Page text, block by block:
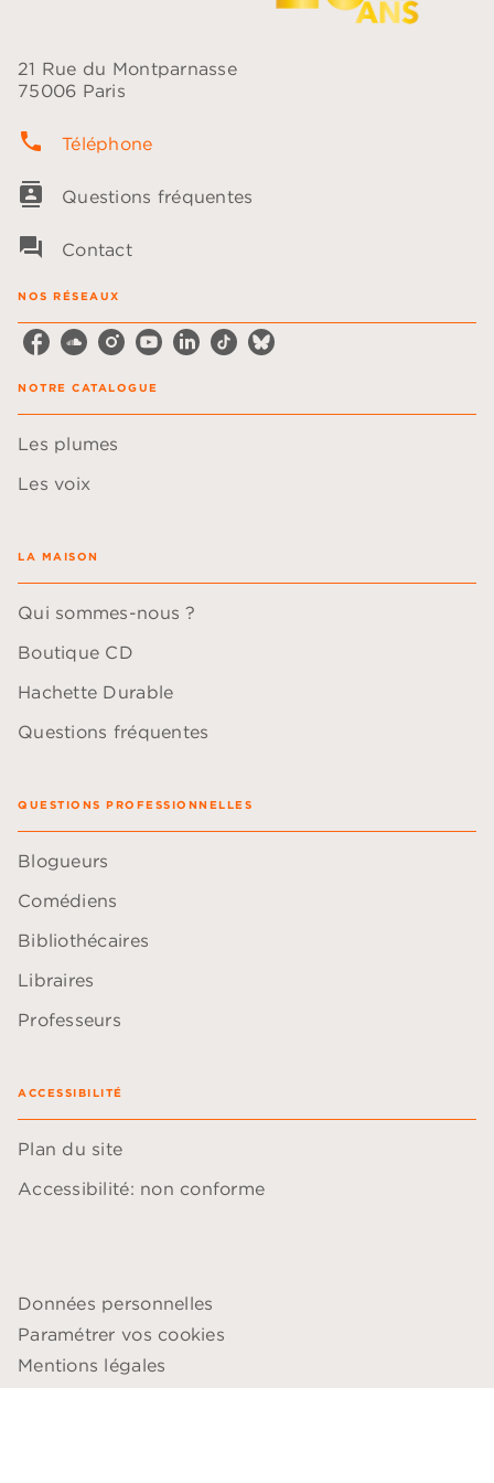
21 Rue du Montparnasse
75006 Paris
phone Téléphone
contacts Questions fréquentes
question_answer Contact
NOS RÉSEAUX
NOTRE CATALOGUE
Les plumes
Les voix
LA MAISON
Qui sommes-nous ?
Boutique CD
Hachette Durable
Questions fréquentes
QUESTIONS PROFESSIONNELLES
Blogueurs
Comédiens
Bibliothécaires
Libraires
Professeurs
ACCESSIBILITÉ
Plan du site
Accessibilité: non conforme
Données personnelles
Paramétrer vos cookies
Mentions légales
Conditions générales d'utilisation